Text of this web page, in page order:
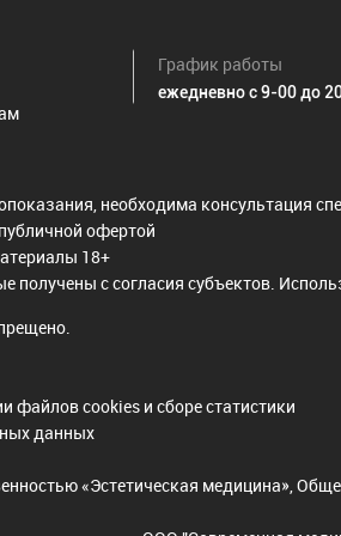
более 10 см2, сложный)
послеоперационной раны под
График работы
ежедневно с 9-00 до
необходима консультация
офертой
18+
получены с согласия субъектов.
файлов cookies и сборе статистики
данных
«Эстетическая медицина»,